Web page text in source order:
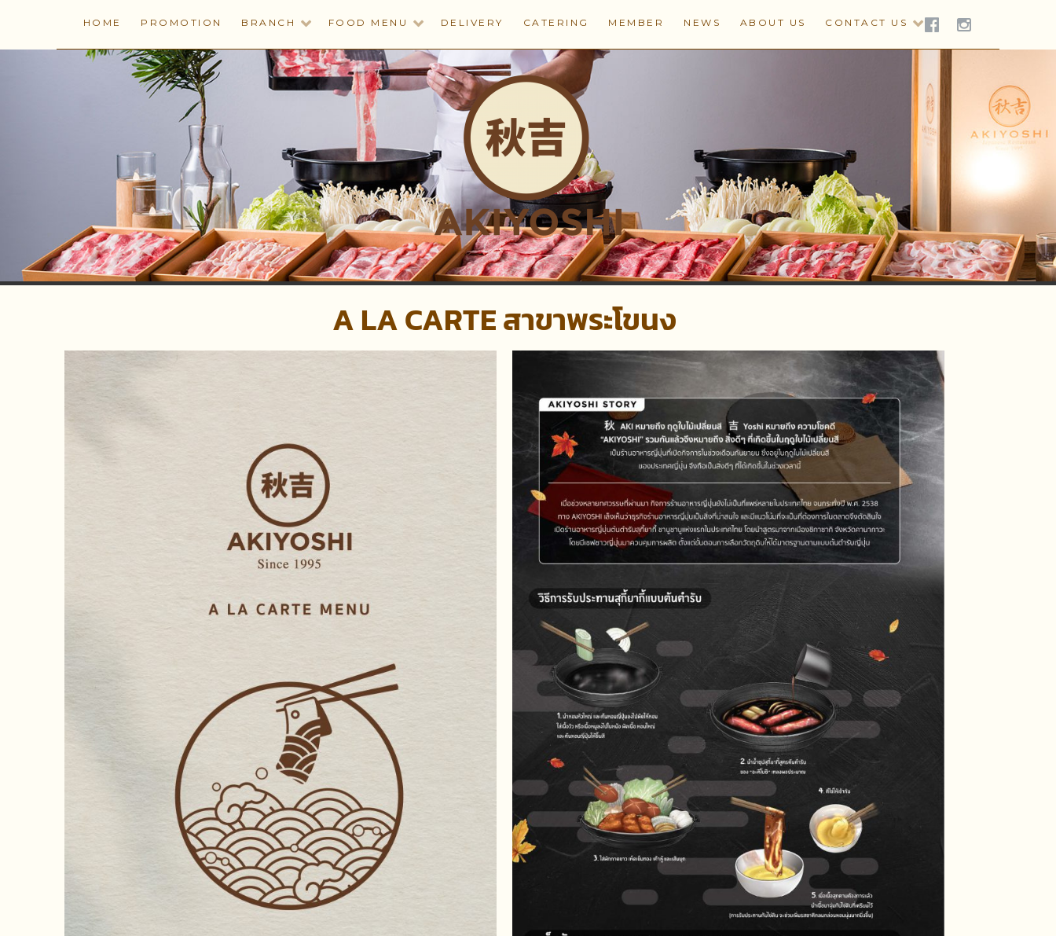
HOME PROMOTION BRANCH FOOD MENU DELIVERY CATERING MEMBER NEWS ABOUT US CONTACT US
AKIYOSHI (อะคิโยชิ)
AKIYOSHI (อะคิโยชิ) ร้านอาหารญี่ปุ่น ต้นตำรับ ชาบู ชาบู สุกี้ยากี้ และปิ้งย่างอะคิยากิสไตล์ญี่ปุ่น
A LA CARTE สาขาพระโขนง